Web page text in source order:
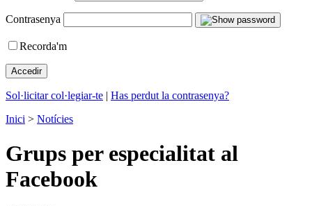
Contrasenya
Recorda'm
Sol·licitar col·legiar-te | Has perdut la contrasenya?
Inici > Notícies
Grups per especialitat al
Facebook